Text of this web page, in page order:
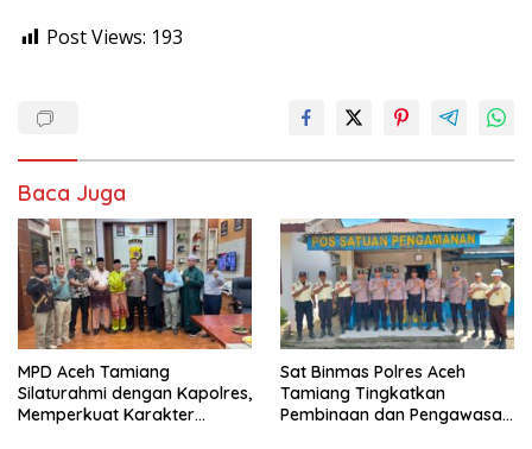
Post Views: 193
Baca Juga
MPD Aceh Tamiang
Silaturahmi dengan Kapolres,
Memperkuat Karakter
Sat Binmas Polres Aceh
Tamiang Tingkatkan
Pembinaan dan Pengawasan